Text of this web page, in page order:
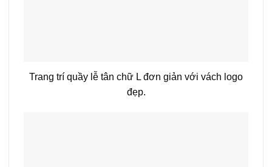
Trang trí quầy lễ tân chữ L đơn giản với vách logo
đẹp.